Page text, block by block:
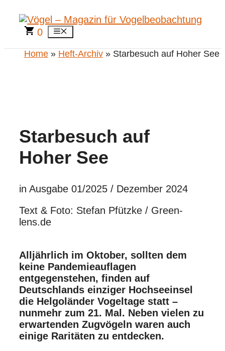
Inhalt
springen
0 Menü
Home » Heft-Archiv » Starbesuch auf Hoher See
Starbesuch auf
Hoher See
in Ausgabe 01/2025 / Dezember 2024
Text & Foto: Stefan Pfützke / Green-
lens.de
Alljährlich im Oktober, sollten dem
keine Pandemieauflagen
entgegenstehen, finden auf
Deutschlands einziger Hochseeinsel
die Helgoländer Vogeltage statt –
nunmehr zum 21. Mal. Neben vielen zu
erwartenden Zugvögeln waren auch
einige Raritäten zu entdecken.